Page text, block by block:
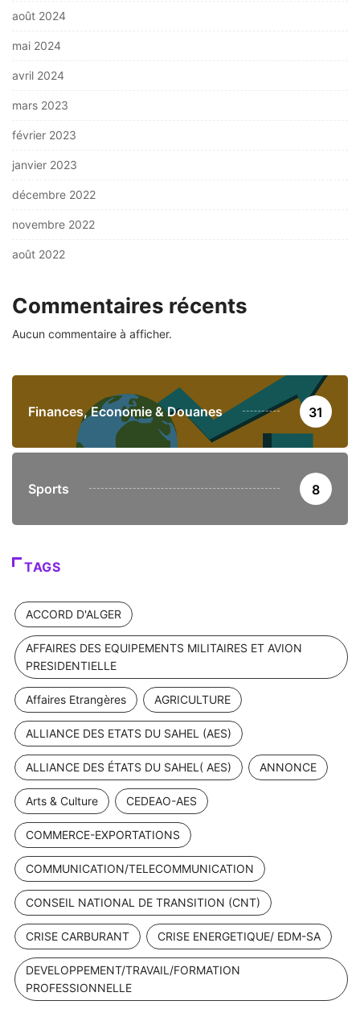
août 2024
mai 2024
avril 2024
mars 2023
février 2023
janvier 2023
décembre 2022
novembre 2022
août 2022
Commentaires récents
Aucun commentaire à afficher.
Finances, Economie & Douanes 31
Sports 8
TAGS
ACCORD D'ALGER
AFFAIRES DES EQUIPEMENTS MILITAIRES ET AVION
PRESIDENTIELLE
Affaires Etrangères AGRICULTURE
ALLIANCE DES ETATS DU SAHEL (AES)
ALLIANCE DES ÉTATS DU SAHEL( AES) ANNONCE
Arts & Culture CEDEAO-AES
COMMERCE-EXPORTATIONS
COMMUNICATION/TELECOMMUNICATION
CONSEIL NATIONAL DE TRANSITION (CNT)
CRISE CARBURANT CRISE ENERGETIQUE/ EDM-SA
DEVELOPPEMENT/TRAVAIL/FORMATION
PROFESSIONNELLE